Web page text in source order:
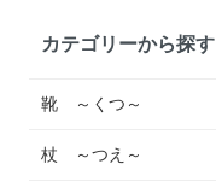
カテゴリーから探す
靴 ～くつ～
杖 ～つえ～